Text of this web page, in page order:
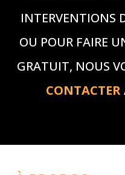
INTERVENTIONS
OU POUR FAIRE
GRATUIT, NOUS
CONTACTER